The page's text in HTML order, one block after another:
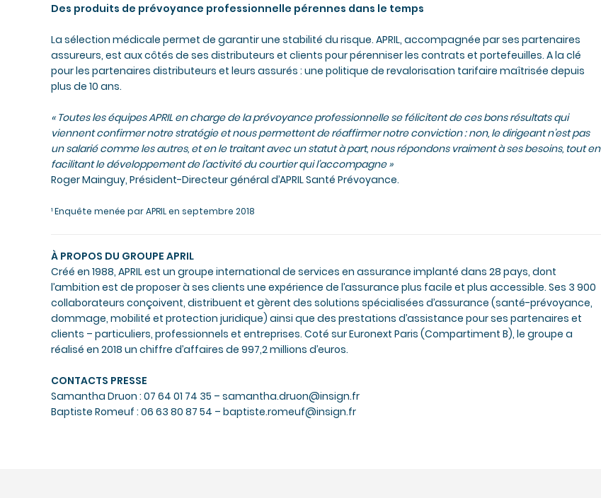
Des produits de prévoyance professionnelle pérennes dans le temps
La sélection médicale permet de garantir une stabilité du risque. APRIL, accompagnée par ses partenaires
assureurs, est aux côtés de ses distributeurs et clients pour pérenniser les contrats et portefeuilles. A la clé
pour les partenaires distributeurs et leurs assurés : une politique de revalorisation tarifaire maîtrisée depuis
plus de 10 ans.
« Toutes les équipes APRIL en charge de la prévoyance professionnelle se félicitent de ces bons résultats qui
viennent confirmer notre stratégie et nous permettent de réaffirmer notre conviction : non, le dirigeant n’est pas
un salarié comme les autres, et en le traitant avec un statut à part, nous répondons vraiment à ses besoins, tout en
facilitant le développement de l’activité du courtier qui l’accompagne »
Roger Mainguy, Président-Directeur général d’APRIL Santé Prévoyance.
¹ Enquête menée par APRIL en septembre 2018
À PROPOS DU GROUPE APRIL
Créé en 1988, APRIL est un groupe international de services en assurance implanté dans 28 pays, dont
l’ambition est de proposer à ses clients une expérience de l’assurance plus facile et plus accessible. Ses 3 900
collaborateurs conçoivent, distribuent et gèrent des solutions spécialisées d’assurance (santé-prévoyance,
dommage, mobilité et protection juridique) ainsi que des prestations d’assistance pour ses partenaires et
clients – particuliers, professionnels et entreprises. Coté sur Euronext Paris (Compartiment B), le groupe a
réalisé en 2018 un chiffre d’affaires de 997,2 millions d’euros.
CONTACTS PRESSE
Samantha Druon : 07 64 01 74 35 – samantha.druon@insign.fr
Baptiste Romeuf : 06 63 80 87 54 – baptiste.romeuf@insign.fr